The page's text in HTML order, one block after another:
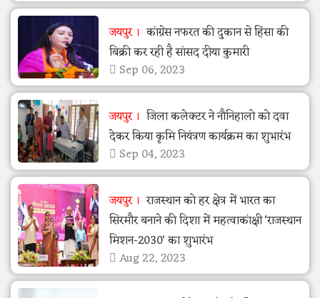
जयपुर
कांग्रेस नफरत की दुकान से हिंसा की
बिक्री कर रही है सांसद दीया कुमारी
Sep 06, 2023
जयपुर
जिला कलेक्टर ने नौनिहालो को दवा
देकर किया कृमि नियंत्रण कार्यक्रम का शुभारंभ
Sep 04, 2023
जयपुर
राजस्थान को हर क्षेत्र में भारत का
सिरमौर बनाने की दिशा में महत्वाकांक्षी ‘राजस्थान
मिशन-2030‘ का शुभारंभ
Aug 22, 2023